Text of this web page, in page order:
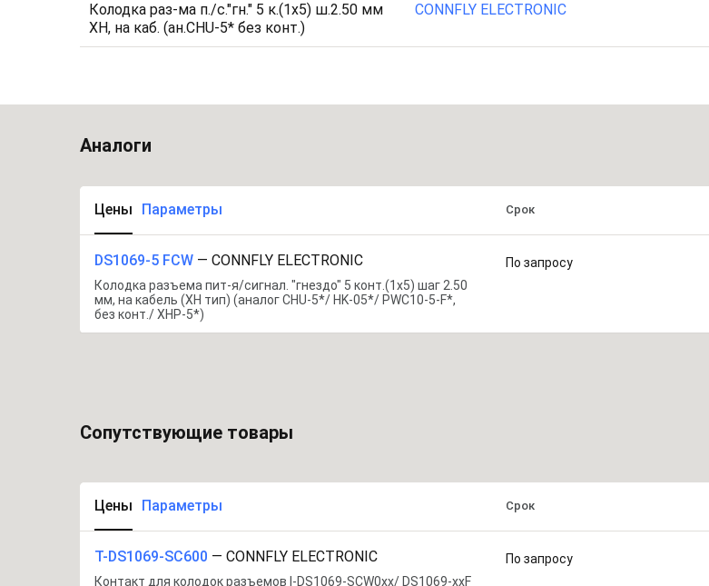
Колодка раз-ма п./с."гн." 5 к.(1x5) ш.2.50 мм
XH, на каб. (ан.CHU-5* без конт.)
CONNFLY ELECTRONIC
Аналоги
Цены Параметры Срок
DS1069-5 FCW — CONNFLY ELECTRONIC
Колодка разъема пит-я/сигнал. "гнездо" 5 конт.(1x5) шаг 2.50
мм, на кабель (XH тип) (аналог CHU-5*/ HK-05*/ PWC10-5-F*,
без конт./ XHP-5*)
По запросу
Сопутствующие товары
Цены Параметры Срок
T-DS1069-SC600 — CONNFLY ELECTRONIC
Контакт для колодок разъемов I-DS1069-SCW0xx/ DS1069-xxF
По запросу